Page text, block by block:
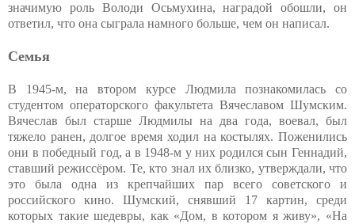
значимую роль Володи Осьмухина, наградой обошли, он
ответил, что она сыграла намного больше, чем он написал.
Семья
В 1945-м, на втором курсе Людмила познакомилась со
студентом операторского факультета Вячеславом Шумским.
Вячеслав был старше Людмилы на два года, воевал, был
тяжело ранен, долгое время ходил на костылях. Поженились
они в победный год, а в 1948-м у них родился сын Геннадий,
ставший режиссёром. Те, кто знал их близко, утверждали, что
это была одна из крепчайших пар всего советского и
российского кино. Шумский, снявший 17 картин, среди
которых такие шедевры, как «Дом, в котором я живу», «На